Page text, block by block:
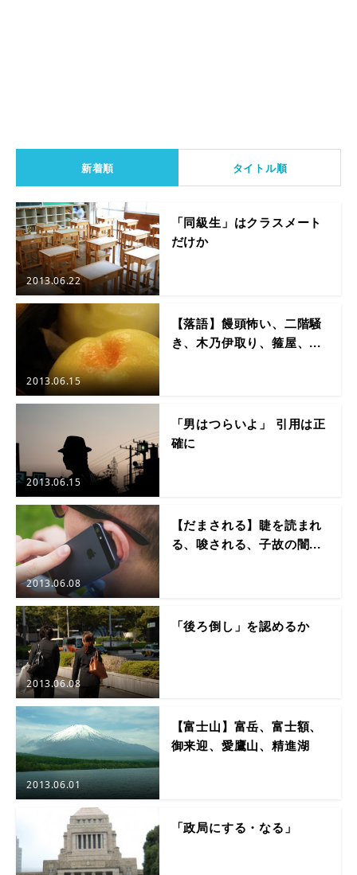
新着順 タイトル順
2013.06.22
「同級生」はクラスメート
だけか
2013.06.15
【落語】饅頭怖い、二階騒
き、木乃伊取り、箍屋、...
2013.06.15
「男はつらいよ」 引用は正
確に
2013.06.08
【だまされる】睫を読まれ
る、唆される、子故の闇...
2013.06.08
「後ろ倒し」を認めるか
2013.06.01
【富士山】富岳、富士額、
御来迎、愛鷹山、精進湖
「政局にする・なる」